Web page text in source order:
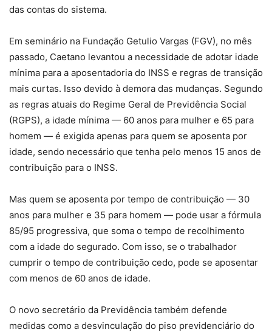
das contas do sistema.
Em seminário na Fundação Getulio Vargas (FGV), no mês
passado, Caetano levantou a necessidade de adotar idade
mínima para a aposentadoria do INSS e regras de transição
mais curtas. Isso devido à demora das mudanças. Segundo
as regras atuais do Regime Geral de Previdência Social
(RGPS), a idade mínima — 60 anos para mulher e 65 para
homem — é exigida apenas para quem se aposenta por
idade, sendo necessário que tenha pelo menos 15 anos de
contribuição para o INSS.
Mas quem se aposenta por tempo de contribuição — 30
anos para mulher e 35 para homem — pode usar a fórmula
85/95 progressiva, que soma o tempo de recolhimento
com a idade do segurado. Com isso, se o trabalhador
cumprir o tempo de contribuição cedo, pode se aposentar
com menos de 60 anos de idade.
O novo secretário da Previdência também defende
medidas como a desvinculação do piso previdenciário do